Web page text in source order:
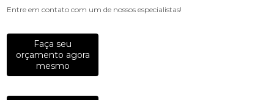
Entre em contato com um de nossos especialistas!
Faça seu
orçamento agora
mesmo